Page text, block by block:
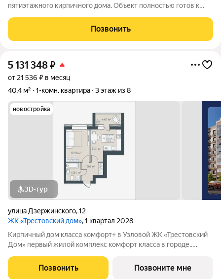
пятиэтажного кирпичного дома. Объект полностью готов к
установлены металлическая входная дверь и пластиковые
стеклопакеты. Планировка
Позвонить
5 131 348₽
от 21 536 ₽ в месяц
40,4 м²
1-комн. квартира 3 этаж из 8
новостройка
3D-тур
улица Дзержинского,12
ЖК «Трестовский дом», 1 квартал 2028
Кирпичный дом класса комфорт+ в Узловой ЖК «Трестовский
Дом» первый жилой комплекс комфорт класса в городе..
Кирпично-монолитный дом выполнен в современном стиле, с
теплым натуральным кирпичом
Позвонить Позвоните мне